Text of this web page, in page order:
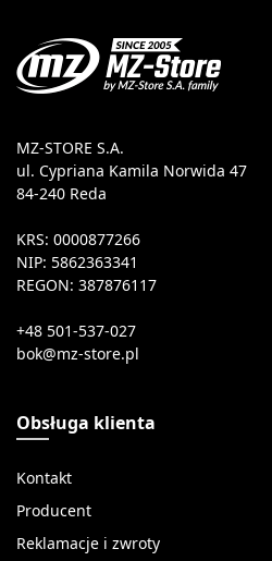
MZ-STORE S.A.
ul. Cypriana Kamila Norwida 47
84-240 Reda
KRS: 0000877266
NIP: 5862363341
REGON: 387876117
+48 501-537-027
Obsługa klienta
Kontakt
Producent
Reklamacje i zwroty